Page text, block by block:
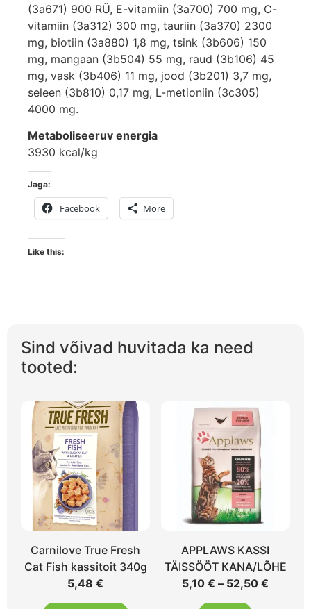
(3a671) 900 RÜ, E-vitamiin (3a700) 700 mg, C-
vitamiin (3a312) 300 mg, tauriin (3a370) 2300
mg, biotiin (3a880) 1,8 mg, tsink (3b606) 150
mg, mangaan (3b504) 55 mg, raud (3b106) 45
mg, vask (3b406) 11 mg, jood (3b201) 3,7 mg,
seleen (3b810) 0,17 mg, L-metioniin (3c305)
4000 mg.
Metaboliseeruv energia
3930 kcal/kg
Jaga:
Facebook More
Like this:
Sind võivad huvitada ka need
tooted:
Carnilove True Fresh
Cat Fish kassitoit 340g
5,48€
APPLAWS KASSI
TÄISSÖÖT KANA/LÕHE
5,10€ – 52,50€